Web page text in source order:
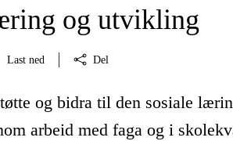
og utvikling
Last ned Del
og bidra til den sosiale
arbeid med faga og i